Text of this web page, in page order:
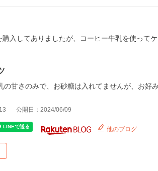
入してありましたが、コーヒー牛乳を使って
の甘さのみで、お砂糖は入れてませんが、お好
公開日：2024/06/09
他のブログ